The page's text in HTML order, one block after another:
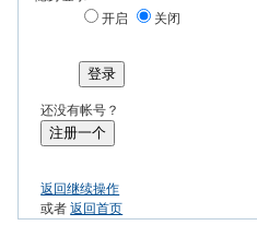
开启
关闭
登录
还没有帐号？
注册一个
返回继续操作
或者返回首页